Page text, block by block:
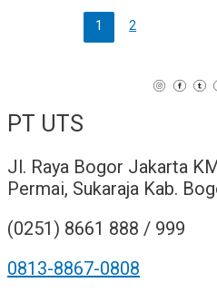
1 2
PT UTS
Jl. Raya Bogor Jakarta
Permai, Sukaraja Kab.
(0251) 8661 888 / 999
0813-8867-0808